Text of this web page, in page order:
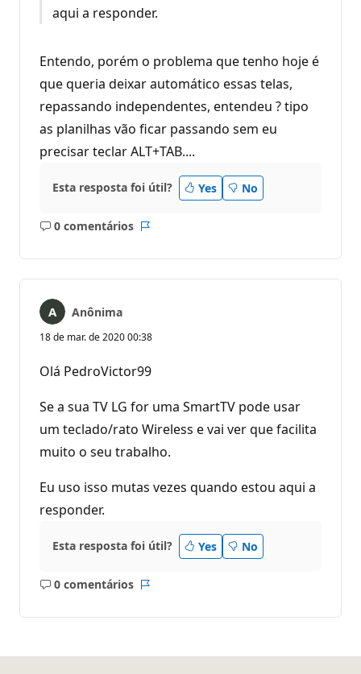
aqui a responder.
Entendo, porém o problema que tenho hoje é
que queria deixar automático essas telas,
repassando independentes, entendeu ? tipo
as planilhas vão ficar passando sem eu
precisar teclar ALT+TAB....
Esta resposta foi útil? Yes No
0 comentários
Sem
Anônima
18 de mar. de 2020 00:38
Olá PedroVictor99
Se a sua TV LG for uma SmartTV pode usar
um teclado/rato Wireless e vai ver que facilita
muito o seu trabalho.
Eu uso isso mutas vezes quando estou aqui a
responder.
Esta resposta foi útil? Yes No
0 comentários
Sem